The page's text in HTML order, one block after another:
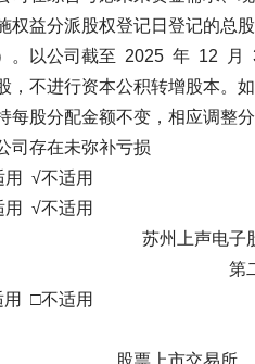
权益分派股权登记日登记的总
。以公司截至 2025 年 12 月
，不进行资本公积转增股本。
每股分配金额不变，相应调整
司存在未弥补亏损
用 √不适用
用 √不适用
州上声电子股份有限
二节 公司
用 □不适用
票上市交易所